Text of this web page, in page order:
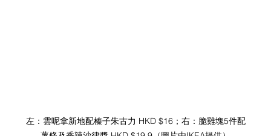
左：雲呢拿新地配榛子朱古力 HKD $16；右：脆雞塊5件配